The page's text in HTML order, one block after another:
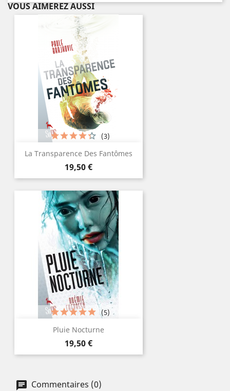
VOUS AIMEREZ AUSSI
La Transparence Des Fantômes
Prix
19,50 €
(3)
Pluie Nocturne
Prix
19,50 €
(5)
Commentaires (0)